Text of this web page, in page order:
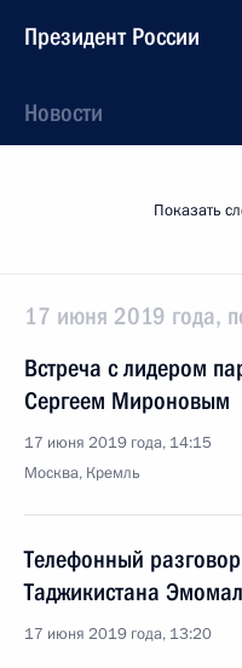
Президент России
Новости
Показать
17 июня 2019 года,
Встреча с лидером
Сергеем Мироновым
17 июня 2019 года, 14:15
Москва, Кремль
Телефонный
Таджикистана
17 июня 2019 года, 13:20